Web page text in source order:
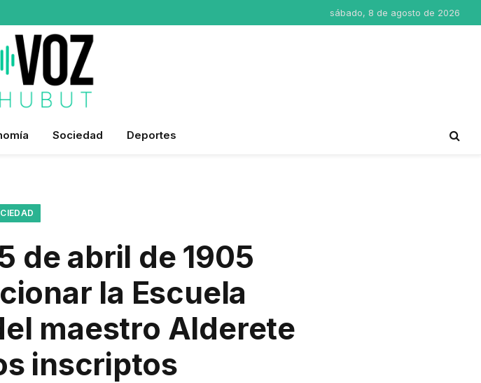
sábado, 8 de agosto de 2026
Sociedad Deportes
de abril de 1905
la Escuela
maestro Alderete
inscriptos